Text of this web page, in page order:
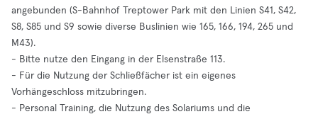
angebunden (S-Bahnhof Treptower Park mit den Linien S41, S42,
S8, S85 und S9 sowie diverse Buslinien wie 165, 166, 194, 265 und
M43).
- Bitte nutze den Eingang in der Elsenstraße 113.
- Für die Nutzung der Schließfächer ist ein eigenes
Vorhängeschloss mitzubringen.
- Personal Training, die Nutzung des Solariums und die